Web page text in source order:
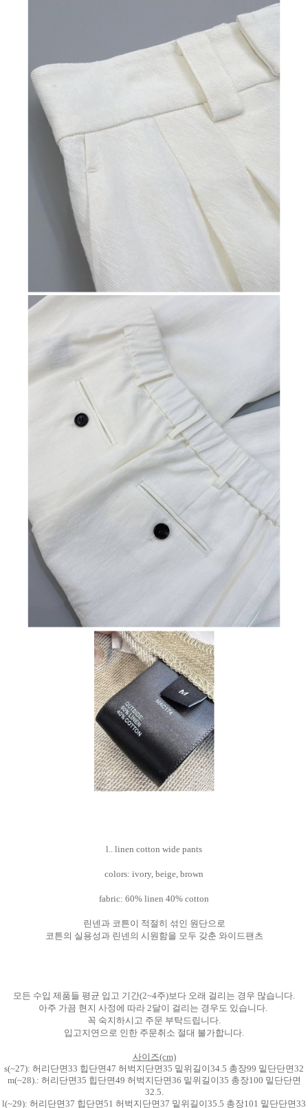
l.. linen cotton wide pants
colors: ivory, beige, brown
fabric: 60% linen 40% cotton
린넨과 코튼이 적절히 섞인 원단으로
코튼의 실용성과 린넨의 시원함을 모두 갖춘 와이드팬츠
모든 수입 제품들 평균 입고 기간(2~4주)보다 오래 걸리는 경우 많습니다.
아주 가끔 현지 사정에 따라 2달이 걸리는 경우도 있습니다.
꼭 숙지하시고 주문 부탁드립니다.
입고지연으로 인한 주문취소 절대 불가합니다.
사이즈(cm)
s(~27): 허리단면33 힙단면47 허벅지단면35 밑위길이34.5 총장99 밑단단면32
m(~28).: 허리단면35 힙단면49 허벅지단면36 밑위길이35 총장100 밑단단면
32.5.
l(~29): 허리단면37 힙단면51 허벅지단면37 밑위길이35.5 총장101 밑단단면33